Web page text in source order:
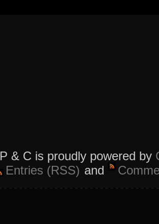
P & C is proudly powered by
Entries (RSS) and